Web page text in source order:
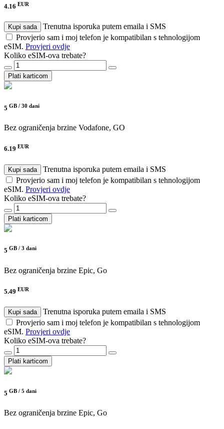
4.16 EUR
Kupi sada
Trenutna isporuka putem emaila i SMS
Provjerio sam i moj telefon je kompatibilan s tehnologijom
eSIM. Provjeri ovdje
Koliko eSIM-ova trebate?
Plati karticom
5 GB / 30 dani
Bez ograničenja brzine Vodafone, GO
6.19 EUR
Kupi sada
Trenutna isporuka putem emaila i SMS
Provjerio sam i moj telefon je kompatibilan s tehnologijom
eSIM. Provjeri ovdje
Koliko eSIM-ova trebate?
Plati karticom
5 GB / 3 dani
Bez ograničenja brzine Epic, Go
5.49 EUR
Kupi sada
Trenutna isporuka putem emaila i SMS
Provjerio sam i moj telefon je kompatibilan s tehnologijom
eSIM. Provjeri ovdje
Koliko eSIM-ova trebate?
Plati karticom
5 GB / 5 dani
Bez ograničenja brzine Epic, Go